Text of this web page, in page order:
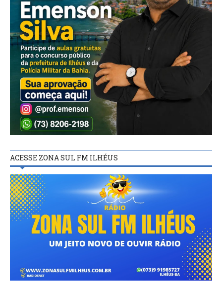
ACESSE ZONA SUL FM ILHÉUS